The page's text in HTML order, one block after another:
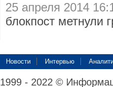
25 апреля 2014
блокпост метнули
Новости Интервью
1999 - 2022 ©